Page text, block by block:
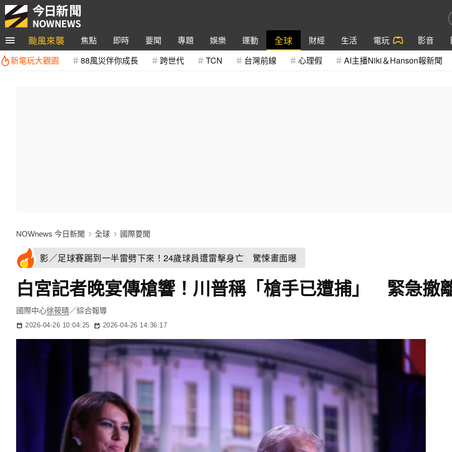
颱風來襲 焦點 即時 要聞 專題 娛樂 運動 全球 財經 生活 電玩 影音
新電玩大觀園
88風災伴你成長 跨世代 TCN 台灣前線 心理假 AI主播Niki＆Hanson報新聞
NOWnews 今日新聞 全球 國際要聞
影／足球賽踢到一半雷劈下來！24歲球員遭雷擊身亡 驚悚畫面曝
白宮記者晚宴傳槍響！川普稱「槍手已遭捕」 緊急撤
國際中心徐筱晴／綜合報導
2026-04-26 10:04:25 2026-04-26 14:36:17